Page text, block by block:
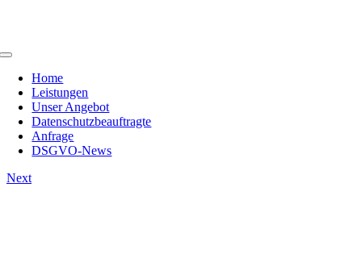
Toggle
NavigationHome
Leistungen
Unser Angebot
Datenschutzbeauftragte
Anfrage
DSGVO-News
Next